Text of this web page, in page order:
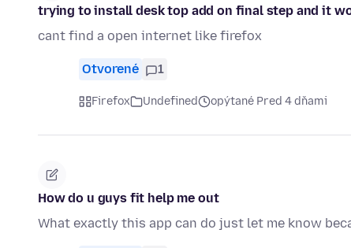
trying to install desk top add on final step and it
cant find a open internet like firefox
Otvorené 1
Firefox Undefined opýtané Pred 4 dňami
How do u guys fit help me out
What exactly this app can do just let me know